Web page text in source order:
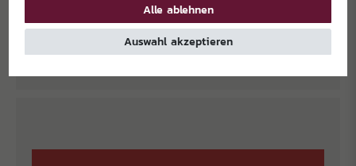
Alle ablehnen
Auswahl akzeptieren